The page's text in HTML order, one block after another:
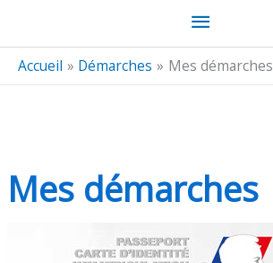
Menu
principal
Accueil Démarches Mes démarches
Mes démarches